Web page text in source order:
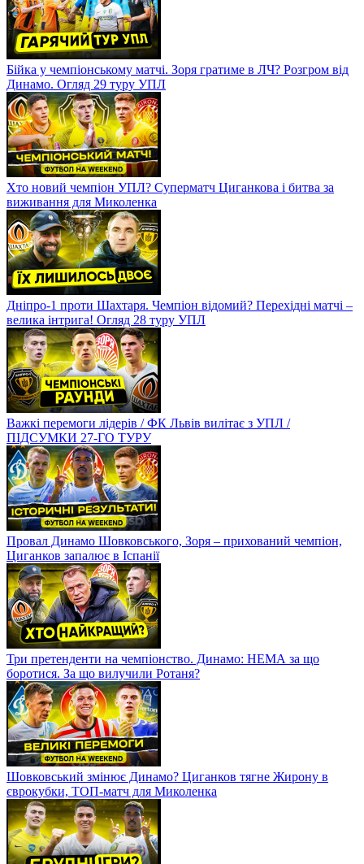
Бійка у чемпіонському матчі. Зоря гратиме в ЛЧ? Розгром від
Динамо. Огляд 29 туру УПЛ
Хто новий чемпіон УПЛ? Суперматч Циганкова і битва за
виживання для Миколенка
Дніпро-1 проти Шахтаря. Чемпіон відомий? Перехідні матчі –
велика інтрига! Огляд 28 туру УПЛ
Важкі перемоги лідерів / ФК Львів вилітає з УПЛ /
ПІДСУМКИ 27-ГО ТУРУ
Провал Динамо Шовковського, Зоря – прихований чемпіон,
Циганков запалює в Іспанії
Три претенденти на чемпіонство. Динамо: НЕМА за що
боротися. За що вилучили Ротаня?
Шовковський змінює Динамо? Циганков тягне Жирону в
єврокубки, ТОП-матч для Миколенка